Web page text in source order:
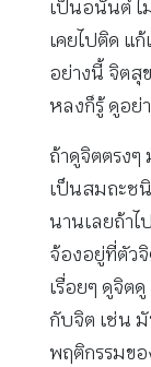
เป็นอนันต์ ไ
เคยไปติด แ
อย่างนี้ จิตสุ
หลงก็รู้ ดูอย่
ถ้าดูจิตตรง
เป็นสมถะช
นานเลยถ้า
จ้องอยู่ที่ตัว
เรื่อยๆ ดูจิต
กับจิต เช่น
พฤติกรรมขอ